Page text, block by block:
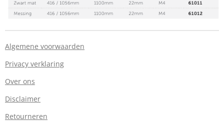
Algemene voorwaarden
Privacy verklaring
Over ons
Disclaimer
Retourneren